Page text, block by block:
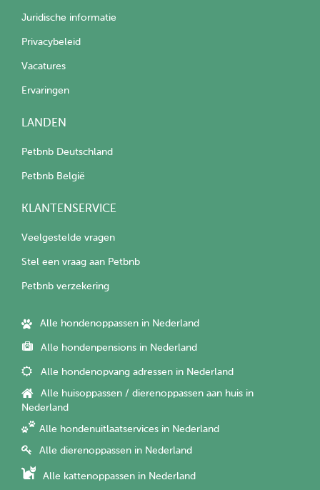
Juridische informatie
Privacybeleid
Vacatures
Ervaringen
LANDEN
Petbnb Deutschland
Petbnb België
KLANTENSERVICE
Veelgestelde vragen
Stel een vraag aan Petbnb
Petbnb verzekering
Alle hondenoppassen in Nederland
Alle hondenpensions in Nederland
Alle hondenopvang adressen in Nederland
Alle huisoppassen / dierenoppassen aan huis in
Nederland
Alle hondenuitlaatservices in Nederland
Alle dierenoppassen in Nederland
Alle kattenoppassen in Nederland